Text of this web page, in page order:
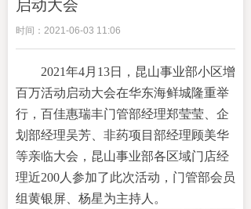
启动大会
时间： 2021-06-03 11:06
2021年4月13日，昆山事业部小区增
百万活动启动大会在华东海鲜城隆重举
行，百佳惠瑞丰门管部经理郑莹莹、企
划部经理吴芳、非药项目部经理顾美华
等亲临大会，昆山事业部各区域门店经
理近200人参加了此次活动，门管部会员
组黄银屏、杨星为主持人。